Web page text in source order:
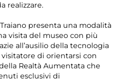
realizzare.
presenta una modalità
visita del museo con più
all’ausilio della tecnologia
di orientarsi con
Realtà Aumentata che
esclusivi di